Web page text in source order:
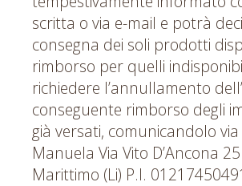
scritta o via e-mail e potrà
consegna dei soli prodotti
rimborso per quelli
richiedere l’annullamento
conseguente rimborso degli
già versati, comunicandolo
Manuela Via Vito D’Ancona
Marittimo (Li) P.I.